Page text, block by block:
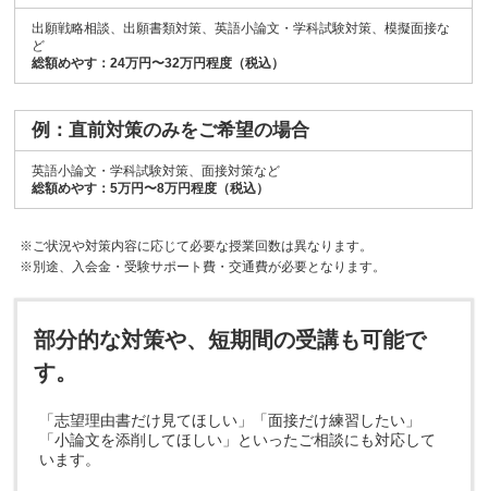
出願戦略相談、出願書類対策、英語小論文・学科試験対策、模擬面接な
ど
総額めやす：24万円〜32万円程度（税込）
例：直前対策のみをご希望の場合
英語小論文・学科試験対策、面接対策など
総額めやす：5万円〜8万円程度（税込）
※ご状況や対策内容に応じて必要な授業回数は異なります。
※別途、入会金・受験サポート費・交通費が必要となります。
部分的な対策や、短期間の受講も可能で
す。
「志望理由書だけ見てほしい」「面接だけ練習したい」
「小論文を添削してほしい」といったご相談にも対応して
います。